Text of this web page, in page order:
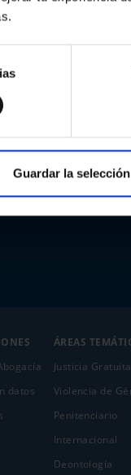
Guardar la selección
datos
ÁREAS
Justicia Gratuita
Violencia de
Penitenciario
Internacional
Deontología